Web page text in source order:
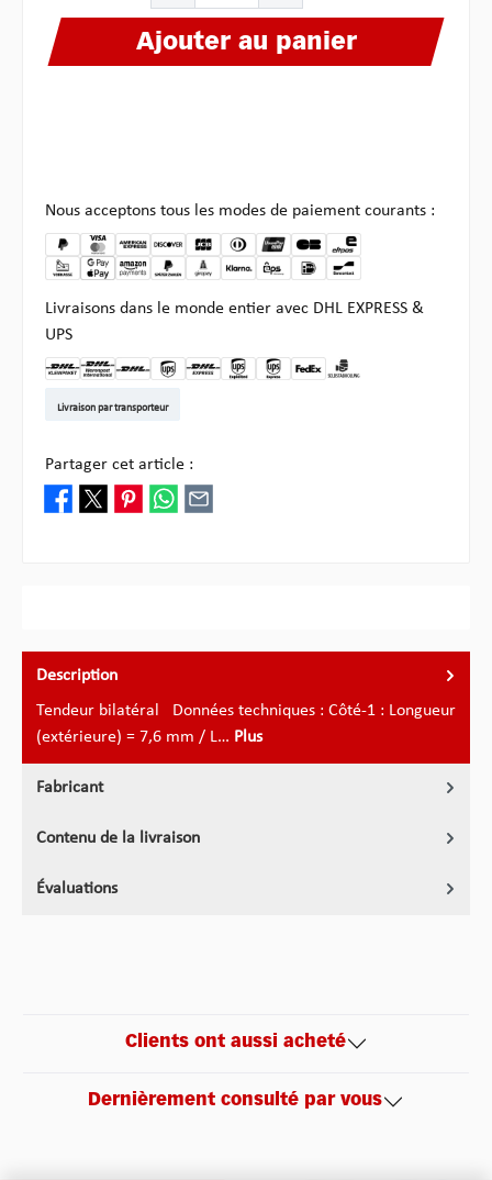
Ajouter au panier
Nous acceptons tous les modes de paiement courants :
Livraisons dans le monde entier avec DHL EXPRESS &
UPS
Livraison par transporteur
Partager cet article :
Description
Tendeur bilatéral Données techniques : Côté-1 : Longueur
(extérieure) = 7,6 mm / L… Plus
Fabricant
Contenu de la livraison
Évaluations
Clients ont aussi acheté
Dernièrement consulté par vous